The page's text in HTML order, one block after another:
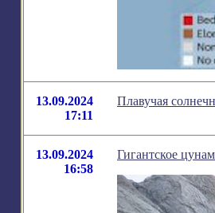
13.09.2024
17:11
Плавучая
13.09.2024
16:58
Гигантское